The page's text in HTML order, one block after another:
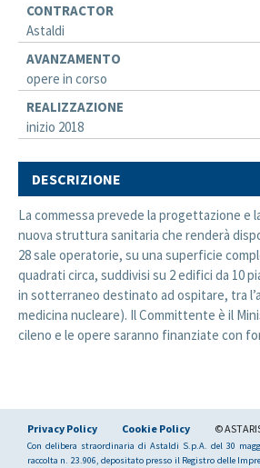
CONTRACTOR
Astaldi
AVANZAMENTO
opere in corso
REALIZZAZIONE
inizio 2018
DESCRIZIONE
La commessa prevede la progettazione e
nuova struttura sanitaria che renderà
28 sale operatorie, su una superficie
quadrati circa, suddivisi su 2 edifici da 10
in sotterraneo destinato ad ospitare, tra
medicina nucleare). Il Committente è il
cileno e le opere saranno finanziate con
Privacy Policy Cookie Policy ©
Con delibera straordinaria di Astaldi S.p.A. del 30
raccolta n. 23.906, depositato presso il Registro delle